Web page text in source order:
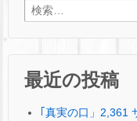
検索:
最近の投稿
｢真実の口」